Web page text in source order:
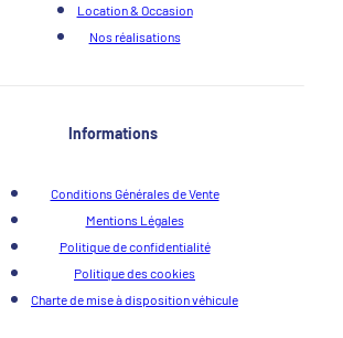
Location & Occasion
Nos réalisations
Informations
Conditions Générales de Vente
Mentions Légales
Politique de confidentialité
Politique des cookies
Charte de mise à disposition véhicule